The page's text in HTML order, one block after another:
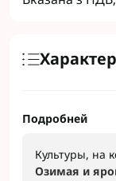
Подробней
Культуры, на
Озимая и